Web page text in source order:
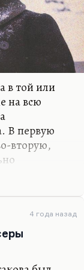
в той или
на всю
В первую
вторую,
что
со
по
как
4 года назад